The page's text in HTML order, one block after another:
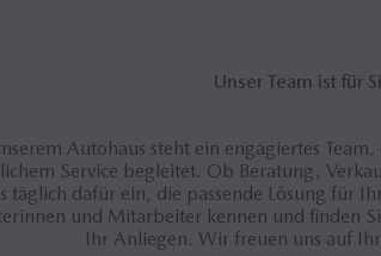
Unser Team ist für
Autohaus steht ein engagiertes
Service begleitet. Ob Beratung,
täglich dafür ein, die passende Lösung für
und Mitarbeiter kennen und finden
Ihr Anliegen. Wir freuen uns auf